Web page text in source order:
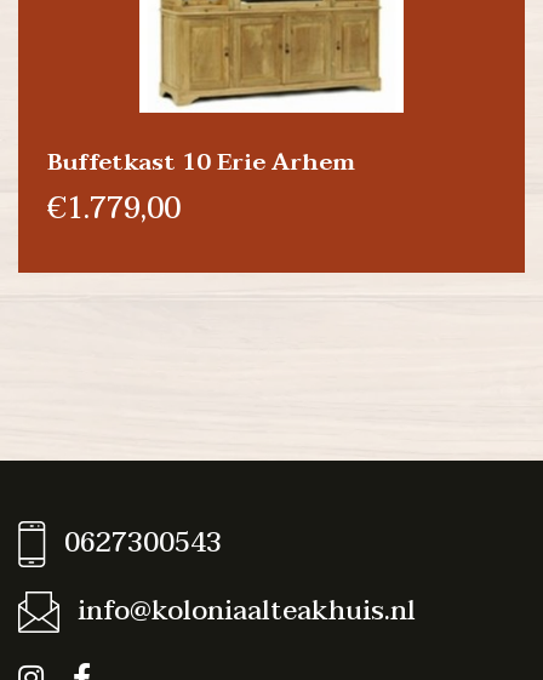
Buffetkast 10 Erie Arhem
€1.779,00
0627300543
info@koloniaalteakhuis.nl